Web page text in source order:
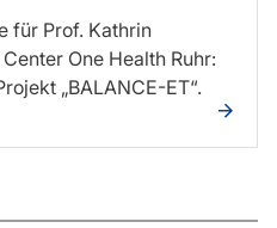
für Prof. Kathrin
One Health Ruhr:
„BALANCE-ET“.